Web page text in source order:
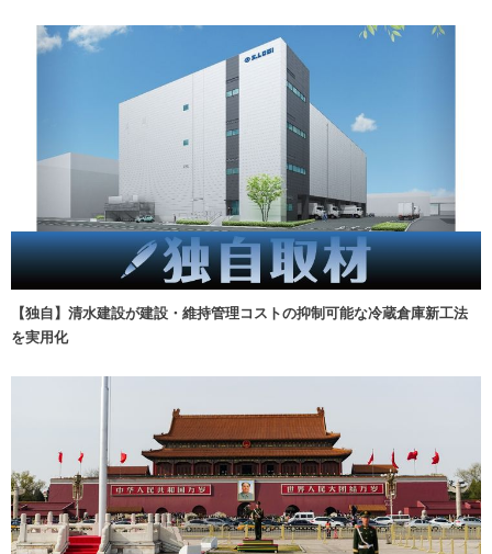
【独自】清水建設が建設・維持管理コストの抑制可能な冷蔵倉庫新工法
を実用化